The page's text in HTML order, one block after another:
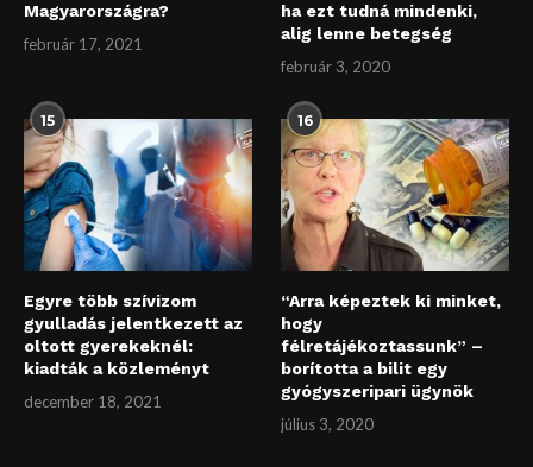
Magyarországra?
február 17, 2021
ha ezt tudná mindenki,
alig lenne betegség
február 3, 2020
15
Egyre több szívizom
gyulladás jelentkezett az
oltott gyerekeknél:
kiadták a közleményt
december 18, 2021
16
“Arra képeztek ki minket,
hogy
félretájékoztassunk” –
borította a bilit egy
gyógyszeripari ügynök
július 3, 2020